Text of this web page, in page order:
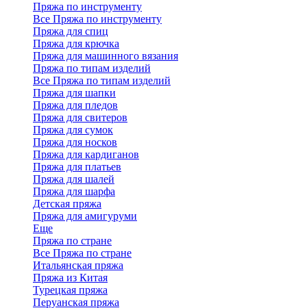
Пряжа по инструменту
Все Пряжа по инструменту
Пряжа для спиц
Пряжа для крючка
Пряжа для машинного вязания
Пряжа по типам изделий
Все Пряжа по типам изделий
Пряжа для шапки
Пряжа для пледов
Пряжа для свитеров
Пряжа для сумок
Пряжа для носков
Пряжа для кардиганов
Пряжа для платьев
Пряжа для шалей
Пряжа для шарфа
Детская пряжа
Пряжа для амигуруми
Еще
Пряжа по стране
Все Пряжа по стране
Итальянская пряжа
Пряжа из Китая
Турецкая пряжа
Перуанская пряжа